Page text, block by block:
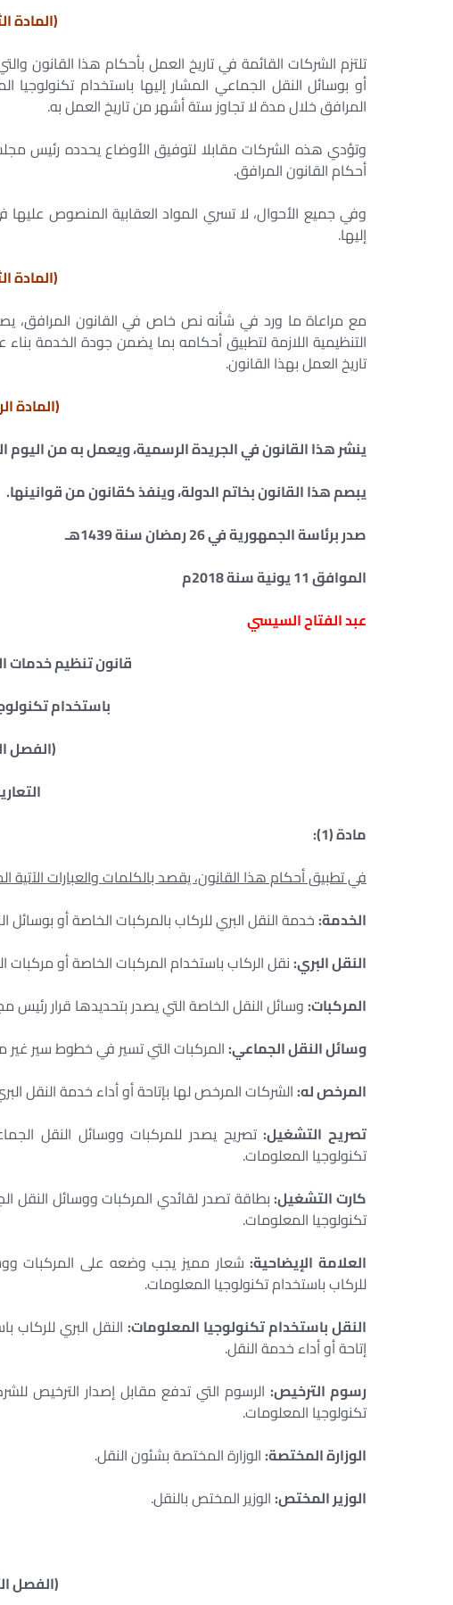
(المادة
تلتزم الشركات القائمة في تاريخ العمل بأحكام هذا القانون
أو بوسائل النقل الجماعي المشار إليها باستخدام
المرافق خلال مدة لا تجاوز ستة أشهر من تاريخ العمل به.
وتؤدي هذه الشركات مقابلا لتوفيق الأوضاع يحدده رئيس
أحكام القانون المرافق.
وفي جميع الأحوال، لا تسري المواد العقابية المنصوص
إليها.
(المادة
مع مراعاة ما ورد في شأنه نص خاص في القانون المرافق،
التنظيمية اللازمة لتطبيق أحكامه بما يضمن جودة الخدمة
تاريخ العمل بهذا القانون.
(المادة
ينشر هذا القانون في الجريدة الرسمية، ويعمل به من اليوم
يبصم هذا القانون بخاتم الدولة، وينفذ كقانون من قوانينها.
صدر برئاسة الجمهورية في 26 رمضان سنة 1439هـ
الموافق 11 يونية سنة 2018م
عبد الفتاح السيسي
قانون تنظيم خدمات
باستخدام
(الفصل
مادة (1):
في تطبيق أحكام هذا القانون، يقصد بالكلمات والعبارات
الخدمة:خدمة النقل البري للركاب بالمركبات الخاصة أو
النقل البري:نقل الركاب باستخدام المركبات الخاصة أو مركبات
المركبات:وسائل النقل الخاصة التي يصدر بتحديدها قرار رئيس
وسائل النقل الجماعي:المركبات التي تسير في خطوط سير
المرخص له:الشركات المرخص لها بإتاحة أو أداء خدمة النقل
تصريح التشغيل:تصريح يصدر للمركبات ووسائل النقل
تكنولوجيا المعلومات.
كارت التشغيل:بطاقة تصدر لقائدي المركبات ووسائل النقل
تكنولوجيا المعلومات.
العلامة الإيضاحية:شعار مميز يجب وضعه على المركبات
للركاب باستخدام تكنولوجيا المعلومات.
النقل باستخدام تكنولوجيا المعلومات:النقل البري للركاب
إتاحة أو أداء خدمة النقل.
رسوم الترخيص: الرسوم التي تدفع مقابل إصدار الترخيص
تكنولوجيا المعلومات.
الوزارة المختصة:الوزارة المختصة بشئون النقل.
الوزير المختص:الوزير المختص بالنقل.
(الفصل